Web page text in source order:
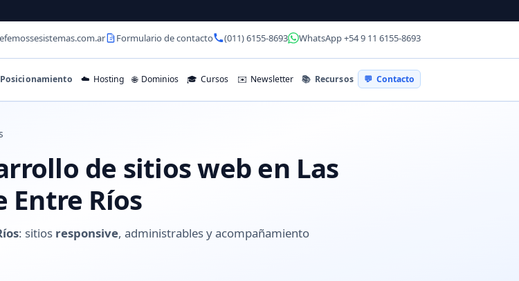
Formulario de contacto (011) 6155-8693 WhatsApp +54 9 11 6155-8693
Posicionamiento ☁️ Hosting 🌐 Dominios 🎓 Cursos ✉️ Newsletter 📚 Recursos 💬 Contacto
de sitios web en Las
Entre Ríos
: sitios responsive, administrables y acompañamiento